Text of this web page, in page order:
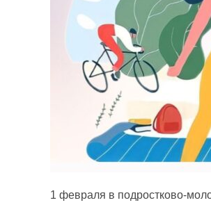
1 февраля в подростково-